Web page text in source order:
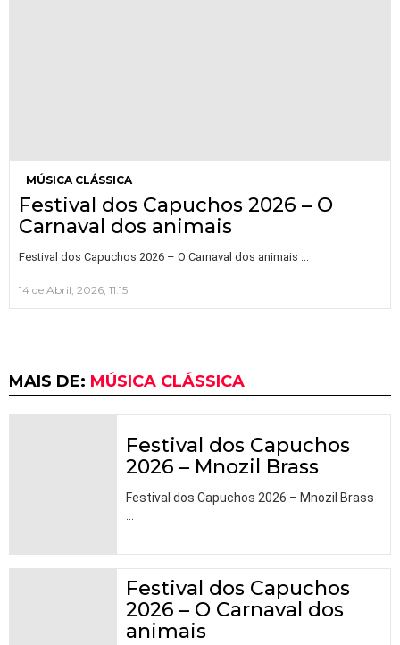
MÚSICA CLÁSSICA
Festival dos Capuchos 2026 – O
Carnaval dos animais
Festival dos Capuchos 2026 – O Carnaval dos animais …
14 de Abril, 2026, 11:15
MAIS DE: MÚSICA CLÁSSICA
Festival dos Capuchos
2026 – Mnozil Brass
Festival dos Capuchos 2026 – Mnozil Brass
Festival dos Capuchos
2026 – O Carnaval dos
animais